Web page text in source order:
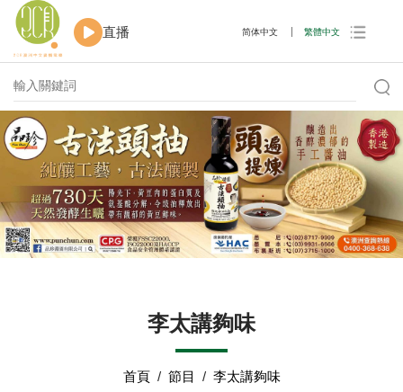
直播 简体中文 繁體中文
李太講夠味
首頁 / 節目 / 李太講夠味